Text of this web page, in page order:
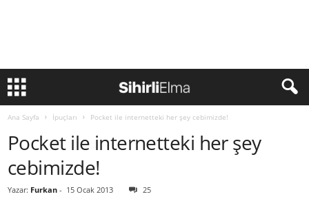
Ana Sayfa İpuçları Pocket ile internetteki her şey cebimizde!
Pocket ile internetteki her şey
cebimizde!
Yazar: Furkan - 15 Ocak 2013 25